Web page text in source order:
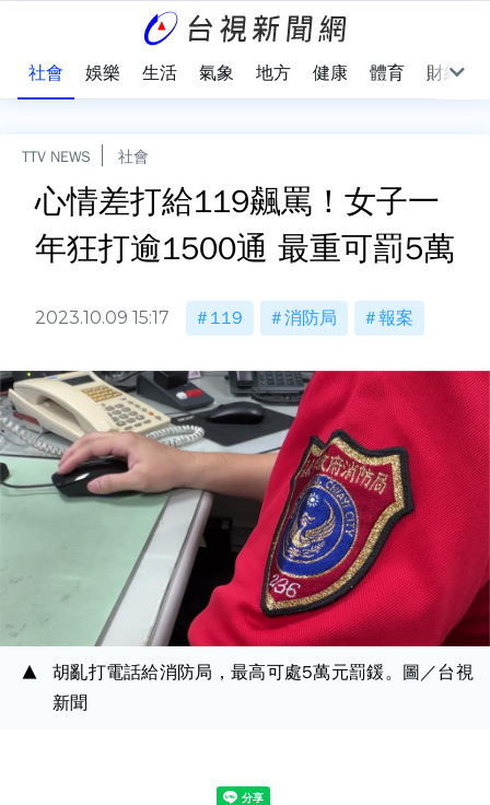
社會 娛樂 生活 氣象 地方 健康 體育 財經
TTV NEWS 社會
心情差打給119飆罵！女子一
年狂打逾1500通 最重可罰5萬
2023.10.09 15:17 119 消防局 報案
胡亂打電話給消防局，最高可處5萬元罰鍰。圖／台視
新聞